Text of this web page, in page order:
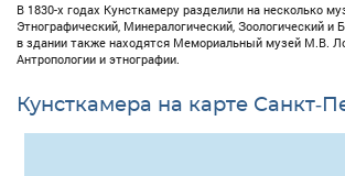
В 1830-х годах Кунсткамеру разделили на несколько
Этнографический, Минералогический, Зоологический и
в здании также находятся Мемориальный музей М.В.
Антропологии и этнографии.
Кунсткамера на карте Санкт-